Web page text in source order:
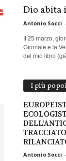
Dio abita
Antonio Socci -
Il 25 marzo,
Giornale e la
del mio libro
I più
Antonio Socci -